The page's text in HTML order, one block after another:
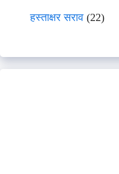
हस्ताक्षर सराव (22)